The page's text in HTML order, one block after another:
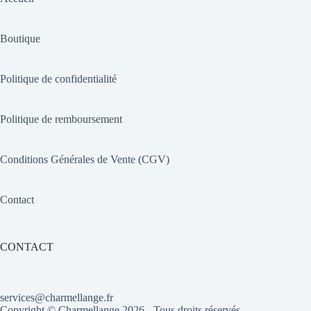
Boutique
Politique de confidentialité
Politique de remboursement
Conditions Générales de Vente (CGV)
Contact
CONTACT
services@charmellange.fr